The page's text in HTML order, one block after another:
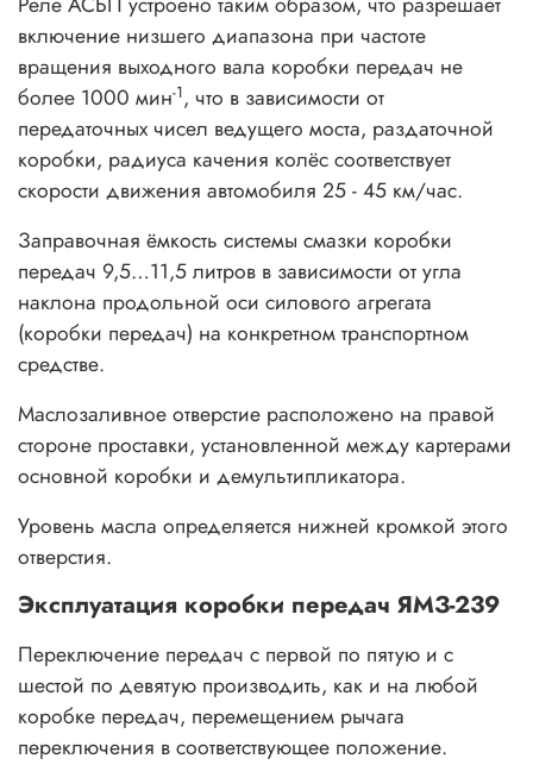
включение низшего диапазона при частоте
вращения выходного вала коробки передач не
более 1000 мин-1, что в зависимости от
передаточных чисел ведущего моста, раздаточной
коробки, радиуса качения колёс соответствует
скорости движения автомобиля 25 - 45 км/час.
Заправочная ёмкость системы смазки коробки
передач 9,5…11,5 литров в зависимости от угла
наклона продольной оси силового агрегата
(коробки передач) на конкретном транспортном
средстве.
Маслозаливное отверстие расположено на правой
стороне проставки, установленной между картерами
основной коробки и демультипликатора.
Уровень масла определяется нижней кромкой этого
отверстия.
Эксплуатация коробки передач ЯМЗ-239
Переключение передач с первой по пятую и с
шестой по девятую производить, как и на любой
коробке передач, перемещением рычага
переключения в соответствующее положение.